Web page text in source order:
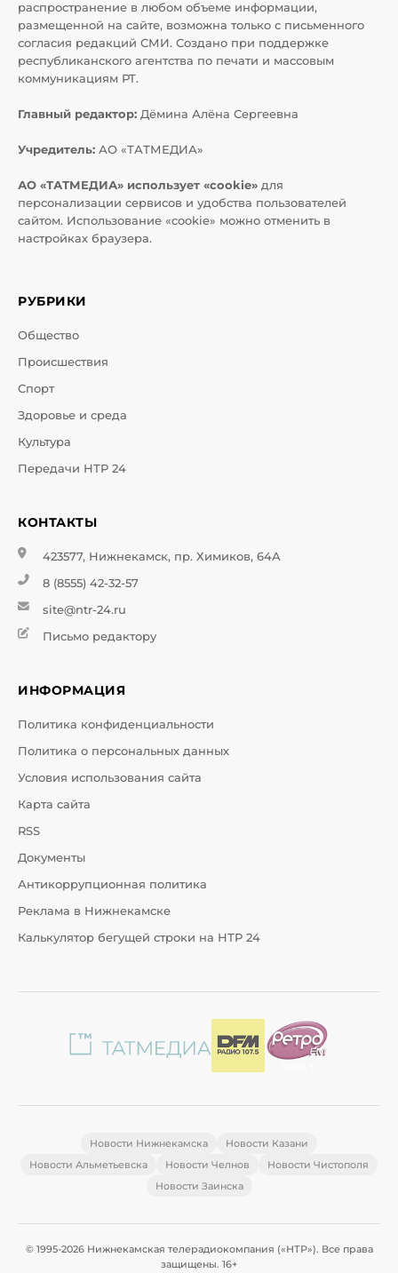
распространение в любом объеме информации,
размещенной на сайте, возможна только с письменного
согласия редакций СМИ. Создано при поддержке
республиканского агентства по печати и массовым
коммуникациям РТ.
Главный редактор: Дёмина Алёна Сергеевна
Учредитель: АО «ТАТМЕДИА»
АО «ТАТМЕДИА» использует «cookie» для
персонализации сервисов и удобства пользователей
сайтом. Использование «cookie» можно отменить в
настройках браузера.
РУБРИКИ
Общество
Происшествия
Спорт
Здоровье и среда
Культура
Передачи НТР 24
КОНТАКТЫ
423577, Нижнекамск, пр. Химиков, 64А
8 (8555) 42-32-57
site@ntr-24.ru
Письмо редактору
ИНФОРМАЦИЯ
Политика конфиденциальности
Политика о персональных данных
Условия использования сайта
Карта сайта
RSS
Документы
Антикоррупционная политика
Реклама в Нижнекамске
Калькулятор бегущей строки на НТР 24
Новости Нижнекамска
Новости Казани
Новости Альметьевска
Новости Челнов
Новости Чистополя
Новости Заинска
© 1995-2026 Нижнекамская телерадиокомпания («НТР»). Все права
защищены. 16+